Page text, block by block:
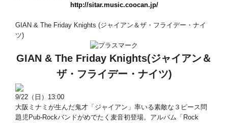
http://sitar.music.coocan.jp/
GIAN & The Friday Knights (ジャイアン＆ザ・フライデー・ナイ
ツ)
GIAN & The Friday Knights(ジャイアン＆
ザ・フライデー・ナイツ)
9/22（日）13:00
大阪ミナミが生んだ鬼才「ジャイアン」率いる素敵な３ピース問
題児Pub-Rockバンドがめでたく麦音初登場。アルバム「Rock